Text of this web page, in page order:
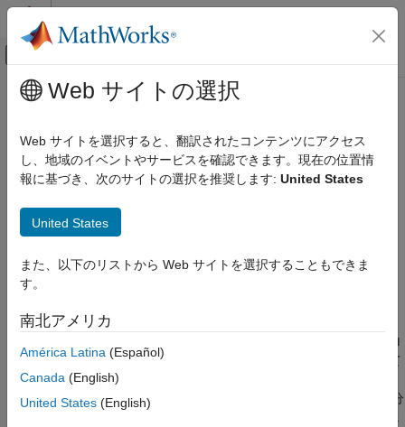
コンテンツへスキップ
オフキャンバス ナビゲーション メ
ドキュメンテーションのホーム
Parallel Computing Toolbox
ビッグ データの処理
項目一覧
構文
例
バージョン履歴
参考
メインコンテンツ
codistributed.build
分散データから対話型分散配列を作成する
D = codistributed.build(L,codist)
説明
D = codistributed.build(L,codist)
は、ロ
ーカル配列L のコピーをすべて結合した場合と等価なものとして
作成されます。分散スキームは
ローバルなエラー チェックにより、ローカル部分が指定された分
Web サイトの選択
Web サイトを選択すると、翻訳されたコンテンツにアクセス
し、地域のイベントやサービスを確認できます。現在の位置情
報に基づき、次のサイトの選択を推奨します: United States
United States
また、以下のリストから Web サイトを選択することもできま
す。
南北アメリカ
América Latina (Español)
Canada (English)
United States (English)